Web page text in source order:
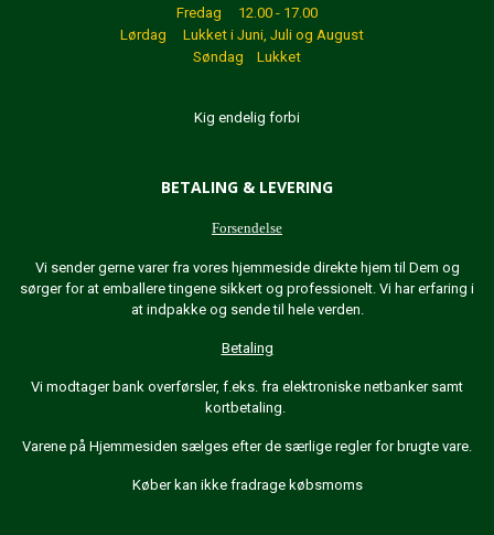
Fredag 12.00 - 17.00
Lørdag Lukket i Juni, Juli og August
Søndag Lukket
Kig endelig forbi
BETALING & LEVERING
Forsendelse
Vi sender gerne varer fra vores hjemmeside direkte hjem til Dem og
sørger for at emballere tingene sikkert og professionelt. Vi har erfaring i
at indpakke og sende til hele verden.
Betaling
Vi modtager bank overførsler, f.eks. fra elektroniske netbanker samt
kortbetaling.
Varene på Hjemmesiden sælges efter de særlige regler for brugte vare.
Køber kan ikke fradrage købsmoms